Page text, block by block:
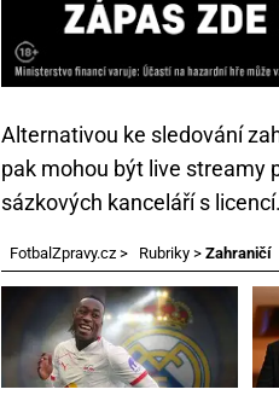
Alternativou ke sledování
pak mohou být live streamy
sázkových kanceláří s
FotbalZpravy.cz > Rubriky > Zahraničí